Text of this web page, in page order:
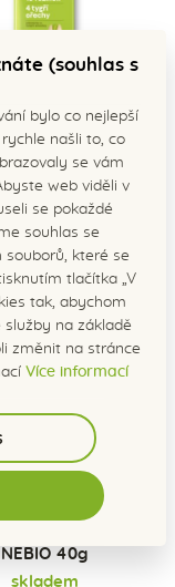
MA-Pistáciová s
NEBIO 40g
skladem
35 Kč
Kč bez DPH
Do košíku
MA-
NEBIO 40g
skladem
(souhlas s
bylo co nejlepší
našli to, co
se vám
web viděli v
se pokaždé
souhlas se
souborů, které se
tlačítka „V
tak, abychom
na základě
změnit na stránce
Více informací